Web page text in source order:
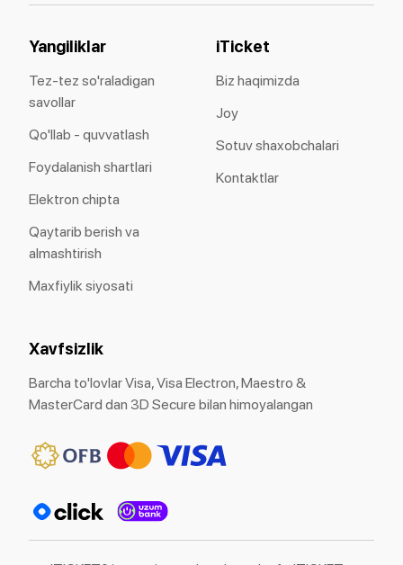
Yangiliklar
Tez-tez so'raladigan
savollar
Qo'llab - quvvatlash
Foydalanish shartlari
Elektron chipta
Qaytarib berish va
almashtirish
Maxfiylik siyosati
iTicket
Biz haqimizda
Joy
Sotuv shaxobchalari
Kontaktlar
Xavfsizlik
Barcha to'lovlar Visa, Visa Electron, Maestro &
MasterCard dan 3D Secure bilan himoyalangan